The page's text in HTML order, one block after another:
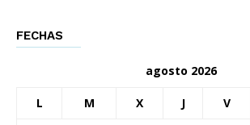
FECHAS
agosto 2026
L M X J V